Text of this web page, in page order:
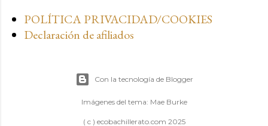
POLÍTICA PRIVACIDAD/COOKIES
Declaración de afiliados
Con la tecnología de Blogger
Imágenes del tema: Mae Burke
( c ) ecobachillerato.com 2025